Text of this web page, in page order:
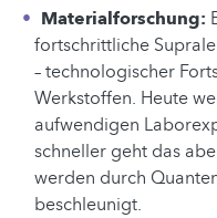
Materialforschung:
fortschrittliche
– technologischer
Werkstoffen. Heute
aufwendigen
schneller geht das
werden durch
beschleunigt.